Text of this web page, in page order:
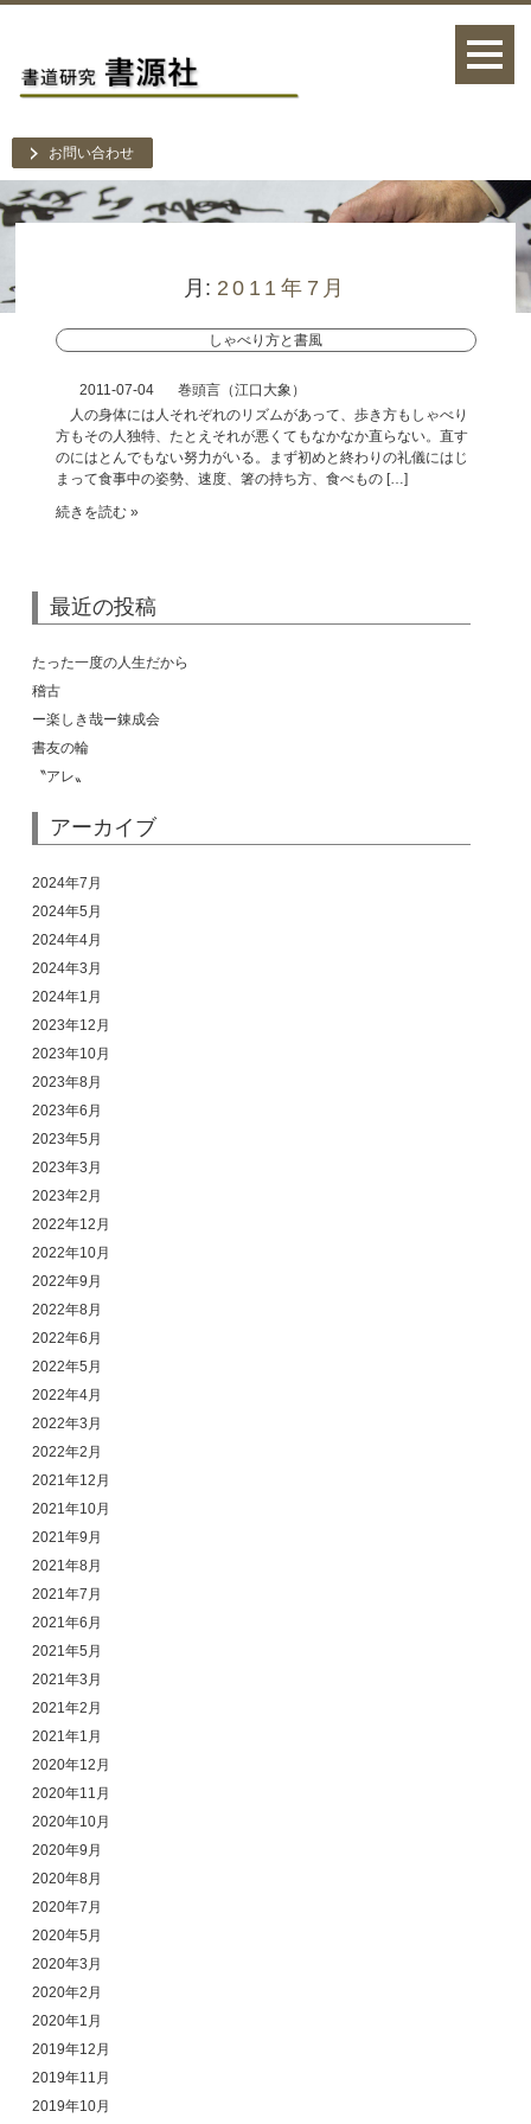
お問い合わせ
月: 2011年7月
しゃべり方と書風
2011-07-04
巻頭言（江口大象）
人の身体には人それぞれのリズムがあって、歩き方もしゃべり
方もその人独特、たとえそれが悪くてもなかなか直らない。直す
のにはとんでもない努力がいる。まず初めと終わりの礼儀にはじ
まって食事中の姿勢、速度、箸の持ち方、食べもの […]
続きを読む »
最近の投稿
たった一度の人生だから
稽古
ー楽しき哉ー錬成会
書友の輪
〝アレ〟
アーカイブ
2024年7月
2024年5月
2024年4月
2024年3月
2024年1月
2023年12月
2023年10月
2023年8月
2023年6月
2023年5月
2023年3月
2023年2月
2022年12月
2022年10月
2022年9月
2022年8月
2022年6月
2022年5月
2022年4月
2022年3月
2022年2月
2021年12月
2021年10月
2021年9月
2021年8月
2021年7月
2021年6月
2021年5月
2021年3月
2021年2月
2021年1月
2020年12月
2020年11月
2020年10月
2020年9月
2020年8月
2020年7月
2020年5月
2020年3月
2020年2月
2020年1月
2019年12月
2019年11月
2019年10月